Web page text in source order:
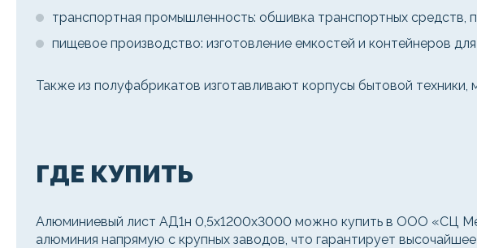
транспортная промышленность: обшивка транспортных средств,
пищевое производство: изготовление емкостей и контейнеров
Также из полуфабрикатов изготавливают корпусы бытовой
ГДЕ КУПИТЬ
Алюминиевый лист АД1н 0,5х1200х3000 можно купить в ООО «СЦ
алюминия напрямую с крупных заводов, что гарантирует